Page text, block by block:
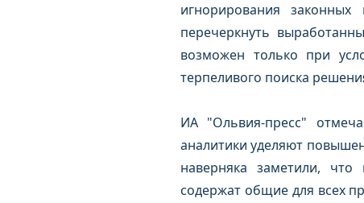
игнорирования
перечеркнуть
возможен только при
терпеливого поиска
ИА "Ольвия-пресс"
аналитики уделяют
наверняка заметили, что
содержат общие для всех